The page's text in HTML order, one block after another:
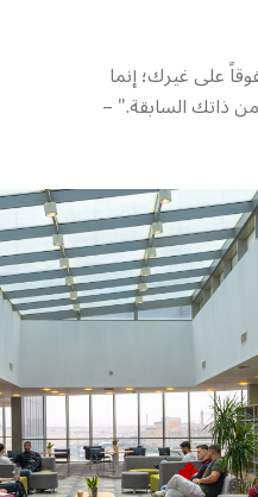
على غيرك؛ إنما
ذاتك السابقة." –